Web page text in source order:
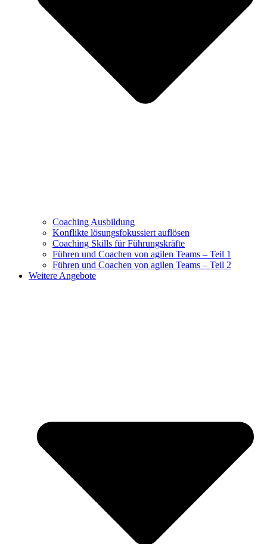
Coaching Ausbildung
Konflikte lösungsfokussiert auflösen
Coaching Skills für Führungskräfte
Führen und Coachen von agilen Teams – Teil 1
Führen und Coachen von agilen Teams – Teil 2
Weitere Angebote